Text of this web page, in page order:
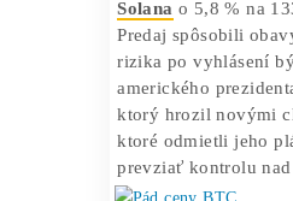
týždeň sa
ale za
relatívne stabilná.
vzrástol Bitcoin o
ďaleko od
maxím okolo 125